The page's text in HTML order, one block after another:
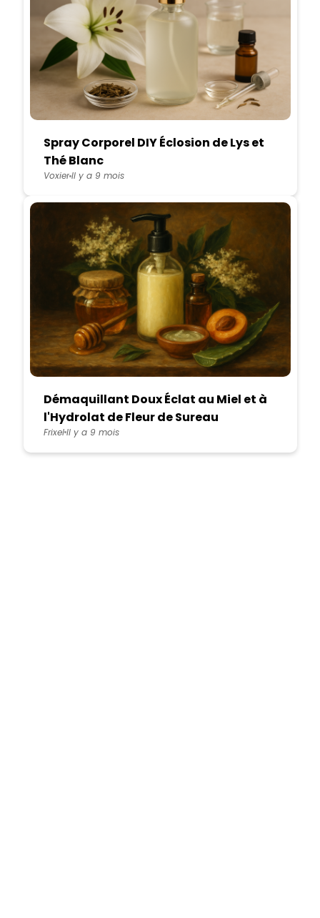
Spray Corporel DIY Éclosion de Lys et
Thé Blanc
VoxierIl y a 9 mois
Démaquillant Doux Éclat au Miel et à
l'Hydrolat de Fleur de Sureau
FrixelIl y a 9 mois